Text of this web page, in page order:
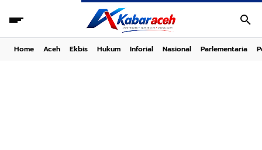
Home Aceh Ekbis Hukum Inforial Nasional Parlementaria